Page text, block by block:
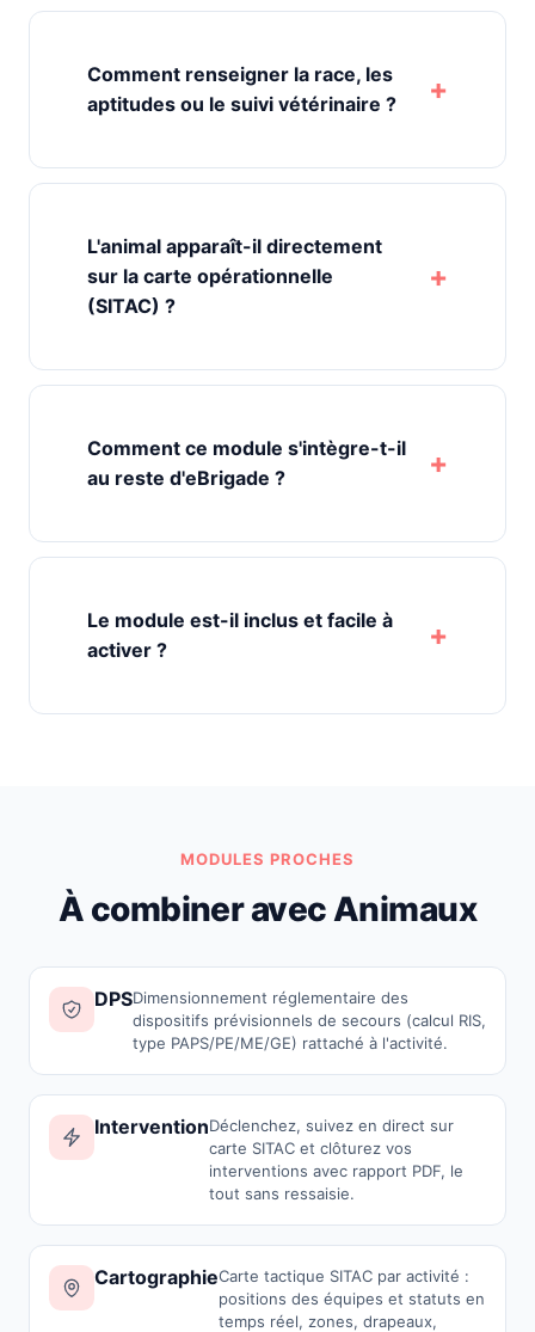
Comment renseigner la race, les
aptitudes ou le suivi vétérinaire ?
L'animal apparaît-il directement
sur la carte opérationnelle
(SITAC) ?
Comment ce module s'intègre-t-il
au reste d'eBrigade ?
Le module est-il inclus et facile à
activer ?
MODULES PROCHES
À combiner avec Animaux
DPSDimensionnement réglementaire des
dispositifs prévisionnels de secours (calcul RIS,
type PAPS/PE/ME/GE) rattaché à l'activité.
InterventionDéclenchez, suivez en direct sur
carte SITAC et clôturez vos
interventions avec rapport PDF, le
tout sans ressaisie.
CartographieCarte tactique SITAC par activité :
positions des équipes et statuts en
temps réel, zones, drapeaux,